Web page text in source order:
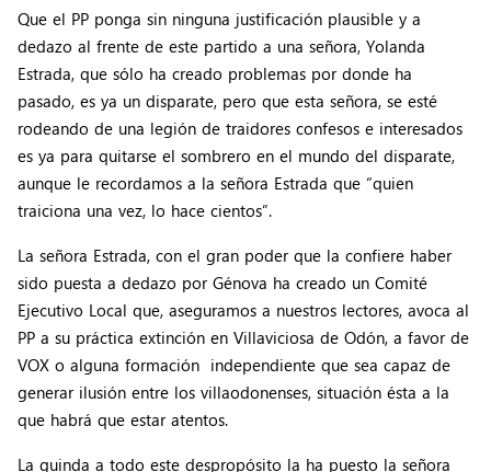
Que el PP ponga sin ninguna justificación plausible y a
dedazo al frente de este partido a una señora, Yolanda
Estrada, que sólo ha creado problemas por donde ha
pasado, es ya un disparate, pero que esta señora, se esté
rodeando de una legión de traidores confesos e interesados
es ya para quitarse el sombrero en el mundo del disparate,
aunque le recordamos a la señora Estrada que “quien
traiciona una vez, lo hace cientos”.
La señora Estrada, con el gran poder que la confiere haber
sido puesta a dedazo por Génova ha creado un Comité
Ejecutivo Local que, aseguramos a nuestros lectores, avoca al
PP a su práctica extinción en Villaviciosa de Odón, a favor de
VOX o alguna formación independiente que sea capaz de
generar ilusión entre los villaodonenses, situación ésta a la
que habrá que estar atentos.
La guinda a todo este despropósito la ha puesto la señora